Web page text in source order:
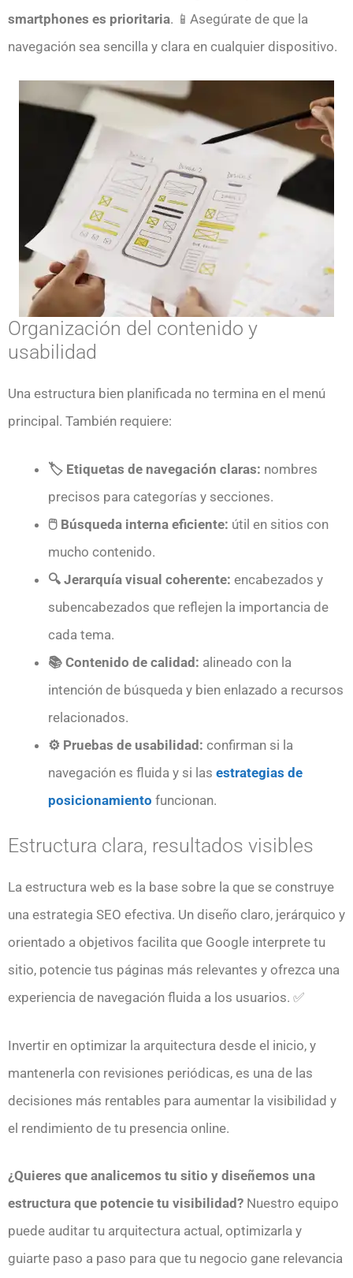
smartphones es prioritaria. 📱Asegúrate de que la
navegación sea sencilla y clara en cualquier dispositivo.
Organización del contenido y
usabilidad
Una estructura bien planificada no termina en el menú
principal. También requiere:
🏷️ Etiquetas de navegación claras: nombres
precisos para categorías y secciones.
🖱️ Búsqueda interna eficiente: útil en sitios con
mucho contenido.
🔍 Jerarquía visual coherente: encabezados y
subencabezados que reflejen la importancia de
cada tema.
📚 Contenido de calidad: alineado con la
intención de búsqueda y bien enlazado a recursos
relacionados.
⚙️ Pruebas de usabilidad: confirman si la
navegación es fluida y si las estrategias de
posicionamiento funcionan.
Estructura clara, resultados visibles
La estructura web es la base sobre la que se construye
una estrategia SEO efectiva. Un diseño claro, jerárquico y
orientado a objetivos facilita que Google interprete tu
sitio, potencie tus páginas más relevantes y ofrezca una
experiencia de navegación fluida a los usuarios. ✅
Invertir en optimizar la arquitectura desde el inicio, y
mantenerla con revisiones periódicas, es una de las
decisiones más rentables para aumentar la visibilidad y
el rendimiento de tu presencia online.
¿Quieres que analicemos tu sitio y diseñemos una
estructura que potencie tu visibilidad? Nuestro equipo
puede auditar tu arquitectura actual, optimizarla y
guiarte paso a paso para que tu negocio gane relevancia